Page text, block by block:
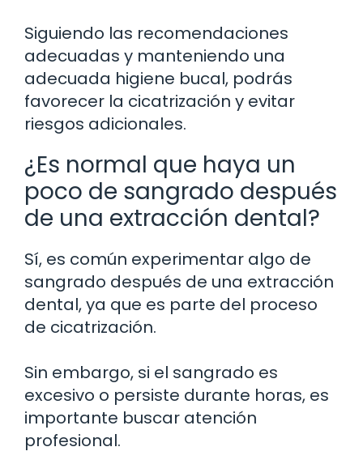
Siguiendo las recomendaciones
adecuadas y manteniendo una
adecuada higiene bucal, podrás
favorecer la cicatrización y evitar
riesgos adicionales.
¿Es normal que haya un
poco de sangrado después
de una extracción dental?
Sí, es común experimentar algo de
sangrado después de una extracción
dental, ya que es parte del proceso
de cicatrización.
Sin embargo, si el sangrado es
excesivo o persiste durante horas, es
importante buscar atención
profesional.